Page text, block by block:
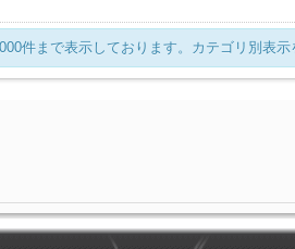
件まで表示しております。カテゴリ別表